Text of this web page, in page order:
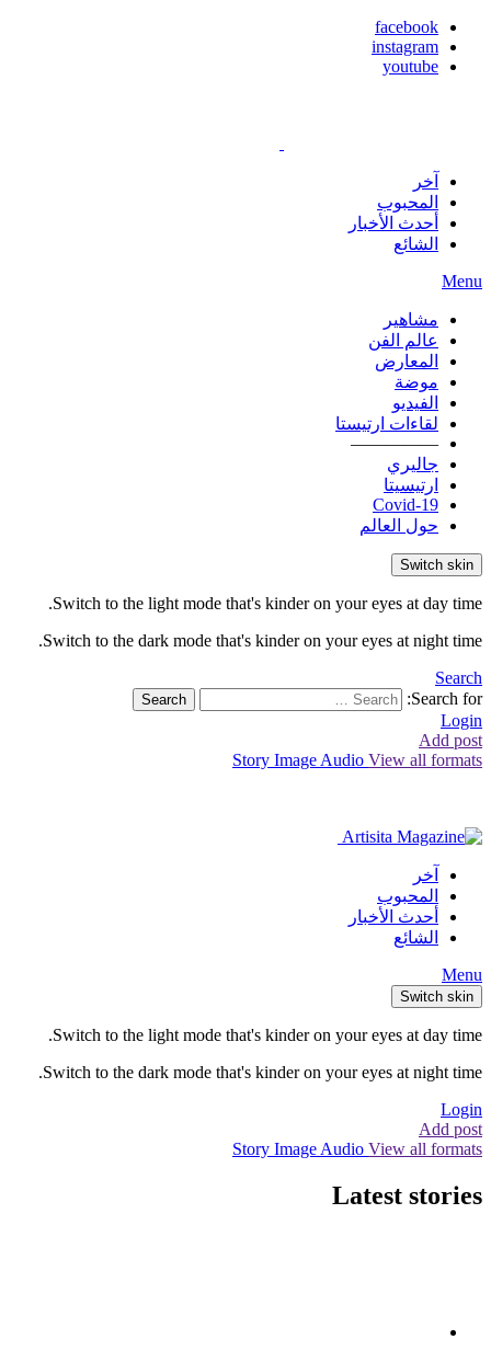
facebook
instagram
youtube
آخر
المحبوب
أحدث الأخبار
الشائع
Menu
مشاهير
عالم الفن
المعارض
موضة
الفيديو
لقاءات ارتيستا
—————
جاليري
ارتيسيتا
Covid-19
حول العالم
Switch skin
Switch to the light mode that's kinder on your eyes at day time.
Switch to the dark mode that's kinder on your eyes at night time.
Search
Search for:
Search
Login
Add post
Story Image Audio View all formats
آخر
المحبوب
أحدث الأخبار
الشائع
Menu
Switch skin
Switch to the light mode that's kinder on your eyes at day time.
Switch to the dark mode that's kinder on your eyes at night time.
Login
Add post
Story Image Audio View all formats
Latest stories